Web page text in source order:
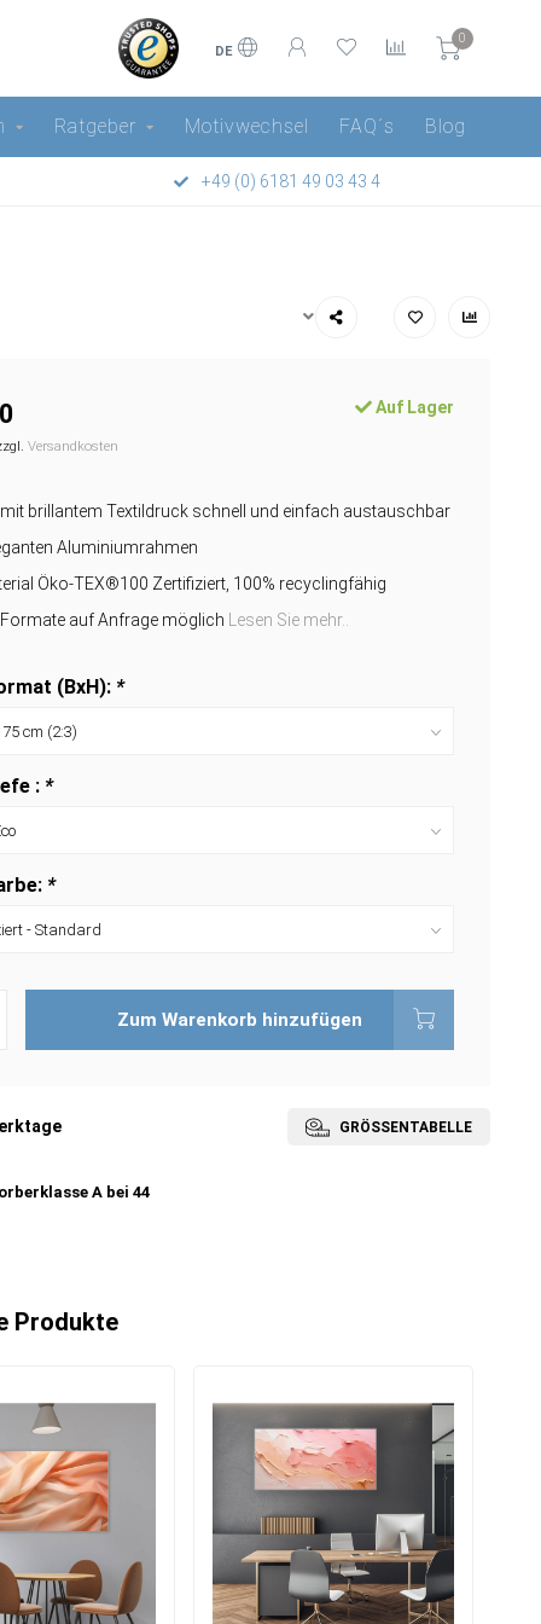
DE
0
Ratgeber Motivwechsel FAQ´s Blog
+49 (0) 6181 49 03 43 4
Versandkosten
Auf Lager
brillantem Textildruck schnell und einfach austauschbar
Aluminiumrahmen
Öko-TEX®100 Zertifiziert, 100% recyclingfähig
Formate auf Anfrage möglich
Lesen Sie mehr..
(BxH): *
: *
*
Zum Warenkorb hinzufügen
GRÖSSENTABELLE
A bei 44
Produkte